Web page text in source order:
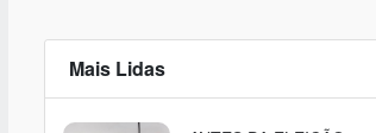
Mais Lidas